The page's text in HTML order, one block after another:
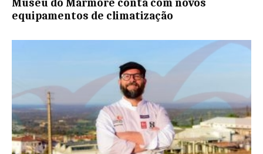
Museu do Mármore conta com novos
equipamentos de climatização